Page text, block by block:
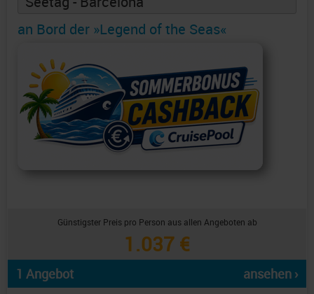
an Bord der »Legend of the Seas«
Günstigster Preis pro Person aus allen Angeboten ab
1.037 €
1 Angebot ansehen ›